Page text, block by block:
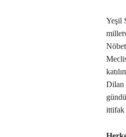
Yeşil
Dilan
ittifak